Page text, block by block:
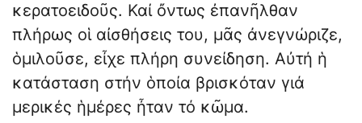
κερατοειδοῦς. Καί ὄντως ἐπανῆλθαν
πλήρως οἱ αἰσθήσεις του, μᾶς ἀνεγνώριζε,
ὁμιλοῦσε, εἶχε πλήρη συνείδηση. Αὐτή ἡ
κατάσταση στήν ὁποία βρισκόταν γιά
μερικές ἡμέρες ἦταν τό κῶμα.